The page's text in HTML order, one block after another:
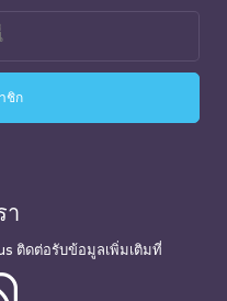
า
ติดต่อรับข้อมูลเพิ่มเติมที่